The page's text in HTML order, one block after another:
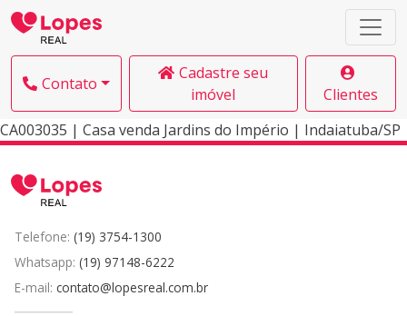
Contato
Cadastre seu
imóvel
Clientes
CA003035 | Casa venda Jardins do Império | Indaiatuba/SP
Telefone: (19) 3754-1300
Whatsapp: (19) 97148-6222
E-mail: contato@lopesreal.com.br